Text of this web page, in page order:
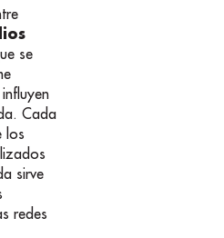
se
Cada
los
sirve
redes